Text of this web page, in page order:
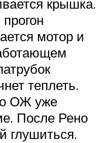
крышка.
мотор и
теплеть.
ОЖ уже
После Рено
глушиться.